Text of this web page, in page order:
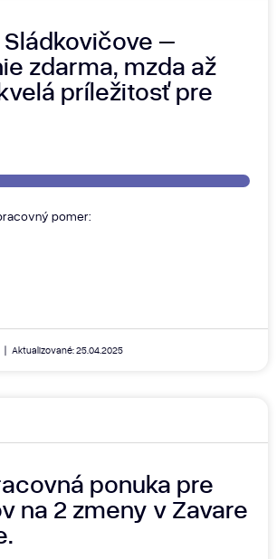
–
zdarma, mzda až
príležitosť pre
pomer:
Aktualizované: 25.04.2025
ponuka pre
na 2 zmeny v Zavare